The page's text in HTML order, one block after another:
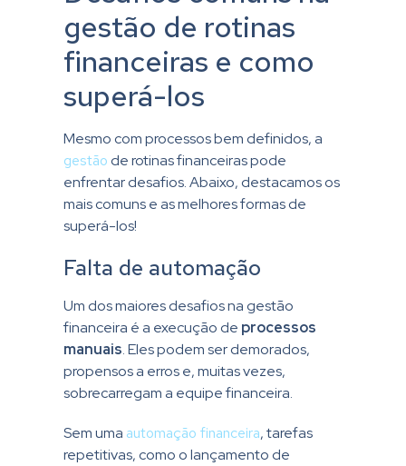
gestão de rotinas
financeiras e como
superá-los
Mesmo com processos bem definidos, a
gestão de rotinas financeiras pode
enfrentar desafios. Abaixo, destacamos os
mais comuns e as melhores formas de
superá-los!
Falta de automação
Um dos maiores desafios na gestão
financeira é a execução de processos
manuais. Eles podem ser demorados,
propensos a erros e, muitas vezes,
sobrecarregam a equipe financeira.
Sem uma automação financeira, tarefas
repetitivas, como o lançamento de